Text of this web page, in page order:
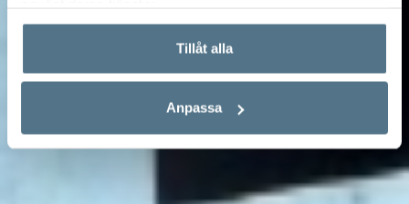
Tillåt alla
Anpassa